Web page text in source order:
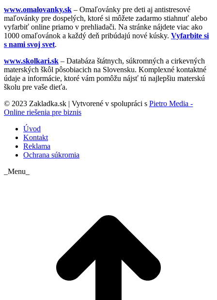
www.omalovanky.sk – Omaľovánky pre deti aj antistresové
maľovánky pre dospelých, ktoré si môžete zadarmo stiahnuť alebo
vyfarbiť online priamo v prehliadači. Na stránke nájdete viac ako
1000 omaľovánok a každý deň pribúdajú nové kúsky. Vyfarbite si
s nami svoj svet.
www.skolkari.sk – Databáza štátnych, súkromných a cirkevných
materských škôl pôsobiacich na Slovensku. Komplexné kontaktné
údaje a informácie, ktoré vám pomôžu nájsť tú najlepšiu materskú
školu pre vaše dieťa.
© 2023 Zakladka.sk | Vytvorené v spolupráci s Pietro Media -
Online riešenia pre biznis
Úvod
Kontakt
Reklama
Ochrana súkromia
_Menu_